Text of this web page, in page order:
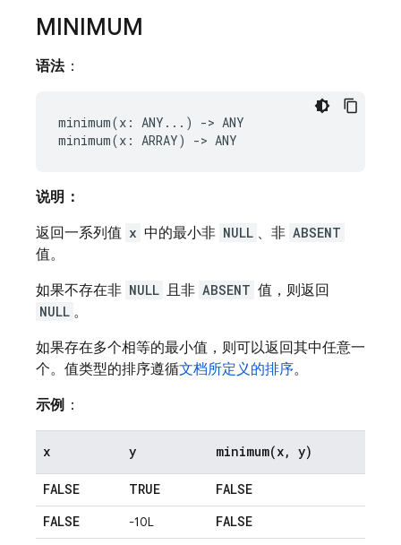
MINIMUM
语法：
minimum(x: ANY...) -> ANY
说明：
返回一系列值 x 中的最小非 NULL 、非 ABSENT
值。
如果不存在非 NULL 且非 ABSENT 值，则返回
NULL 。
如果存在多个相等的最小值，则可以返回其中任意一
个。值类型的排序遵循文档所定义的排序。
示例 ：
x y minimum(x, y)
FALSE TRUE
FALSE
FALSE
-10L FALSE